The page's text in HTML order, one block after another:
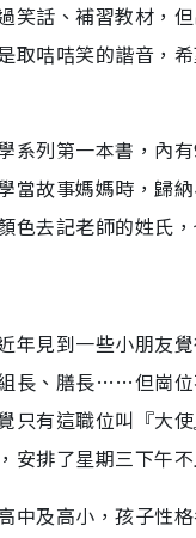
笑話、補習教材，
取咭咭笑的諧音，
系列第一本書，內
當故事媽媽時，歸
色去記老師的姓氏
年見到一些小朋友
長、膳長……但崗
只有這職位叫『大
安排了星期三下午
中及高小，孩子性